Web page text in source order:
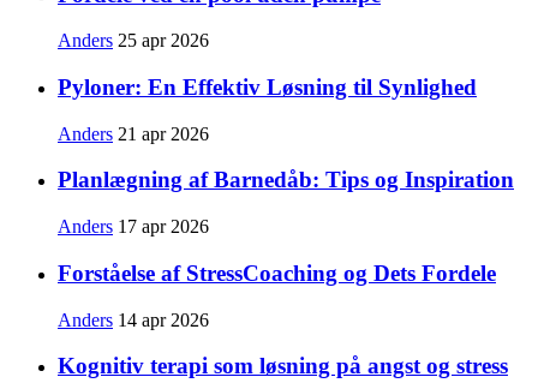
Anders 25 apr 2026
Pyloner: En Effektiv Løsning til Synlighed
Anders 21 apr 2026
Planlægning af Barnedåb: Tips og Inspiration
Anders 17 apr 2026
Forståelse af StressCoaching og Dets Fordele
Anders 14 apr 2026
Kognitiv terapi som løsning på angst og stress